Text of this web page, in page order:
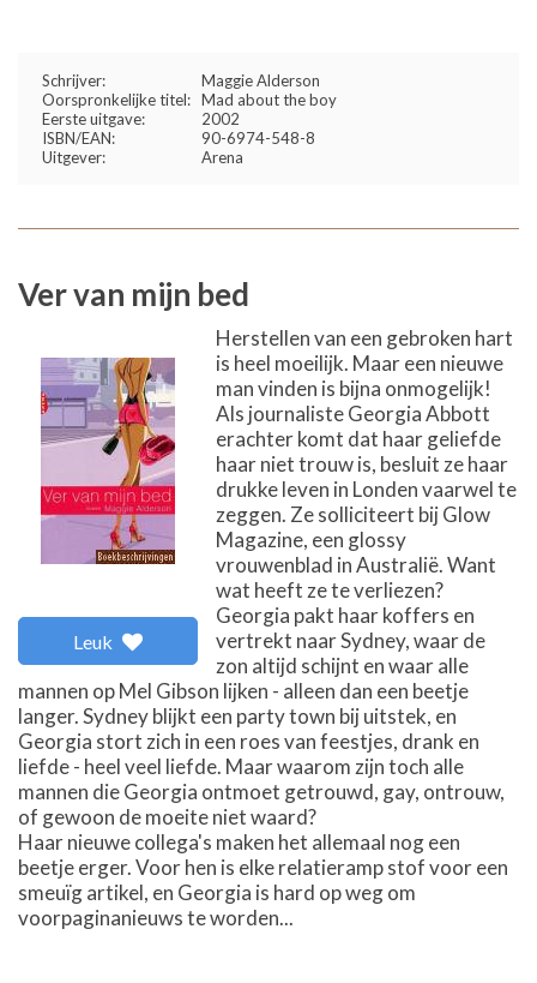
Schrijver:
Maggie Alderson
Oorspronkelijke titel: Mad about the boy
Eerste uitgave:
2002
ISBN/EAN:
90-6974-548-8
Uitgever:
Arena
Ver van mijn bed
Leuk
Herstellen van een gebroken hart
is heel moeilijk. Maar een nieuwe
man vinden is bijna onmogelijk!
Als journaliste Georgia Abbott
erachter komt dat haar geliefde
haar niet trouw is, besluit ze haar
drukke leven in Londen vaarwel te
zeggen. Ze solliciteert bij Glow
Magazine, een glossy
vrouwenblad in Australië. Want
wat heeft ze te verliezen?
Georgia pakt haar koffers en
vertrekt naar Sydney, waar de
zon altijd schijnt en waar alle
mannen op Mel Gibson lijken - alleen dan een beetje
langer. Sydney blijkt een party town bij uitstek, en
Georgia stort zich in een roes van feestjes, drank en
liefde - heel veel liefde. Maar waarom zijn toch alle
mannen die Georgia ontmoet getrouwd, gay, ontrouw,
of gewoon de moeite niet waard?
Haar nieuwe collega's maken het allemaal nog een
beetje erger. Voor hen is elke relatieramp stof voor een
smeuïg artikel, en Georgia is hard op weg om
voorpaginanieuws te worden...